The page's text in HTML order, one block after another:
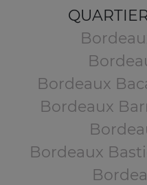
Bordeaux
Bordeaux
Bordeaux